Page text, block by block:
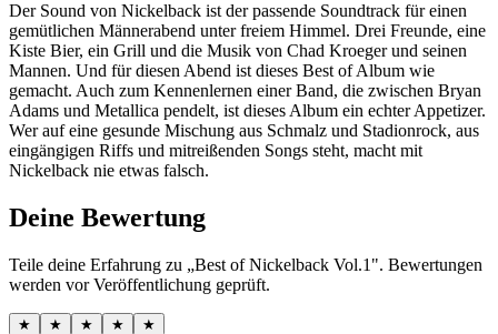
Der Sound von Nickelback ist der passende Soundtrack für einen
gemütlichen Männerabend unter freiem Himmel. Drei Freunde, eine
Kiste Bier, ein Grill und die Musik von Chad Kroeger und seinen
Mannen. Und für diesen Abend ist dieses Best of Album wie
gemacht. Auch zum Kennenlernen einer Band, die zwischen Bryan
Adams und Metallica pendelt, ist dieses Album ein echter Appetizer.
Wer auf eine gesunde Mischung aus Schmalz und Stadionrock, aus
eingängigen Riffs und mitreißenden Songs steht, macht mit
Nickelback nie etwas falsch.
Deine Bewertung
Teile deine Erfahrung zu „Best of Nickelback Vol.1". Bewertungen
werden vor Veröffentlichung geprüft.
★ ★ ★ ★ ★